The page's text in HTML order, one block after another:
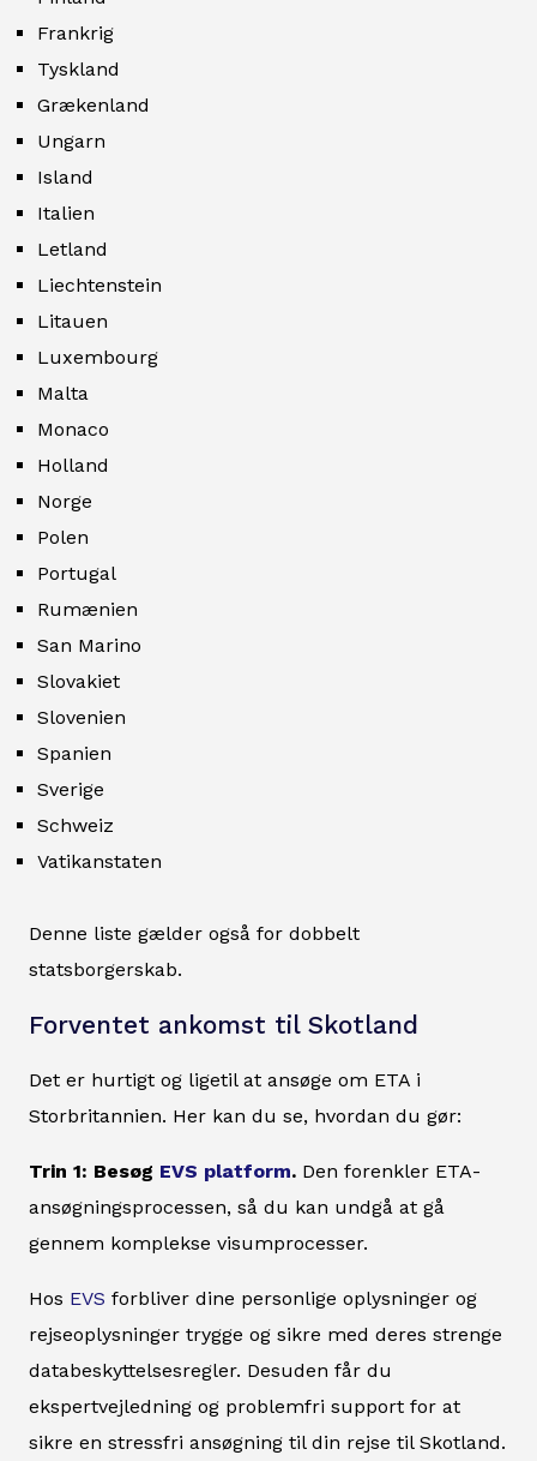
Frankrig
Tyskland
Grækenland
Ungarn
Island
Italien
Letland
Liechtenstein
Litauen
Luxembourg
Malta
Monaco
Holland
Norge
Polen
Portugal
Rumænien
San Marino
Slovakiet
Slovenien
Spanien
Sverige
Schweiz
Vatikanstaten
Denne liste gælder også for dobbelt
statsborgerskab.
Forventet ankomst til Skotland
Det er hurtigt og ligetil at ansøge om ETA i
Storbritannien. Her kan du se, hvordan du gør:
Trin 1: Besøg EVS platform. Den forenkler ETA-
ansøgningsprocessen, så du kan undgå at gå
gennem komplekse visumprocesser.
Hos EVS forbliver dine personlige oplysninger og
rejseoplysninger trygge og sikre med deres strenge
databeskyttelsesregler. Desuden får du
ekspertvejledning og problemfri support for at
sikre en stressfri ansøgning til din rejse til Skotland.